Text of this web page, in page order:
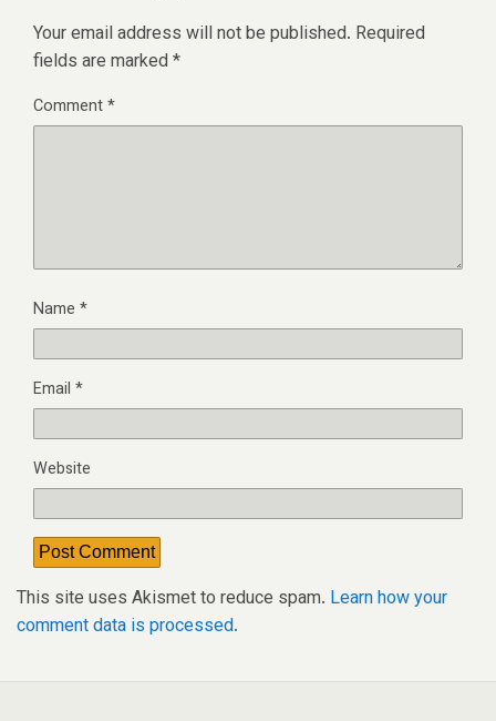
Your email address will not be published. Required
fields are marked *
Comment*
Name *
Email *
Website
This site uses Akismet to reduce spam. Learn how your
comment data is processed.